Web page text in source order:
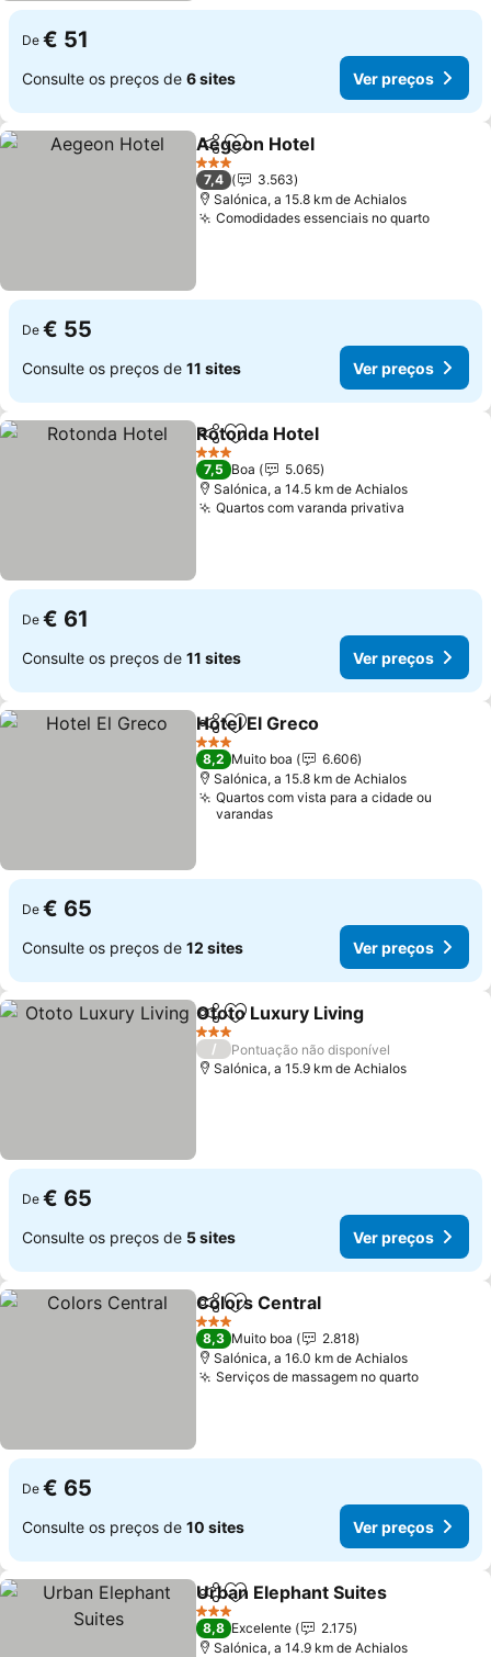
De € 51
Consulte os preços de 6 sites Ver preços
PartilharAdicionar aos favoritos
Aegeon Hotel
3 Estrelas
7,4
3.563
Salónica, a 15.8 km de Achialos
Comodidades essenciais no quarto
De € 55
Consulte os preços de 11 sites Ver preços
PartilharAdicionar aos favoritos
Rotonda Hotel
3 Estrelas
7,5 Boa
5.065
Salónica, a 14.5 km de Achialos
Quartos com varanda privativa
De € 61
Consulte os preços de 11 sites Ver preços
PartilharAdicionar aos favoritos
Hotel El Greco
3 Estrelas
8,2 Muito boa
6.606
Salónica, a 15.8 km de Achialos
Quartos com vista para a cidade ou
varandas
De € 65
Consulte os preços de 12 sites Ver preços
PartilharAdicionar aos favoritos
Ototo Luxury Living
3 Estrelas
/
Pontuação não disponível
Salónica, a 15.9 km de Achialos
De € 65
Consulte os preços de 5 sites Ver preços
PartilharAdicionar aos favoritos
Colors Central
3 Estrelas
8,3 Muito boa
2.818
Salónica, a 16.0 km de Achialos
Serviços de massagem no quarto
De € 65
Consulte os preços de 10 sites Ver preços
PartilharAdicionar aos favoritos
Urban Elephant Suites
3 Estrelas
8,8 Excelente
2.175
Salónica, a 14.9 km de Achialos